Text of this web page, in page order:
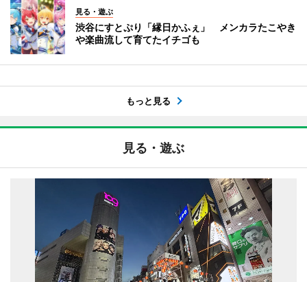
見る・遊ぶ
渋谷にすとぷり「縁日かふぇ」 メンカラたこやき
や楽曲流して育てたイチゴも
もっと見る
見る・遊ぶ